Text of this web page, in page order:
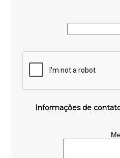
Informações de